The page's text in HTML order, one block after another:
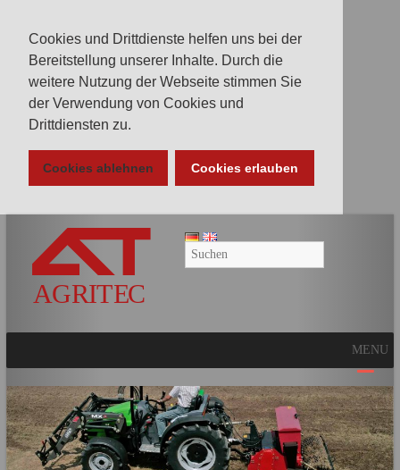
Cookies und Drittdienste helfen uns bei der
Bereitstellung unserer Inhalte. Durch die
weitere Nutzung der Webseite stimmen Sie
der Verwendung von Cookies und
Drittdiensten zu.
Cookies ablehnen Cookies erlauben
AGRITEC
GmbH
Mulcher,
Fräsen
Kunstrasenpflege
MENU